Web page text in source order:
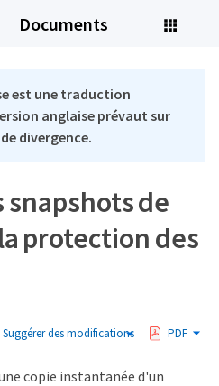
Documents
est une traduction
anglaise prévaut sur
divergence.
de
protection des
Suggérer des modifications PDF
copie instantanée d'un